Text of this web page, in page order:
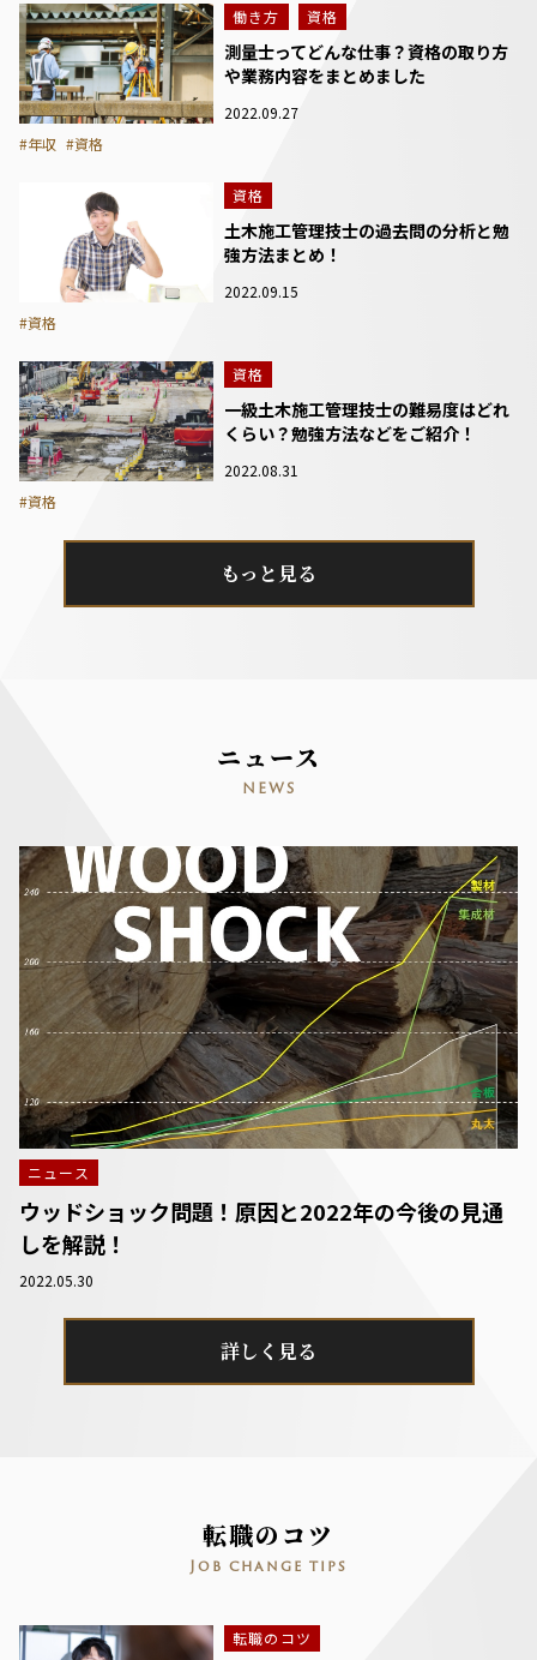
働き方 資格
測量士ってどんな仕事？資格の取り方
や業務内容をまとめました
2022.09.27
#年収 #資格
資格
土木施工管理技士の過去問の分析と勉
強方法まとめ！
2022.09.15
#資格
資格
一級土木施工管理技士の難易度はどれ
くらい？勉強方法などをご紹介！
2022.08.31
#資格
もっと見る
ニュース
NEWS
ニュース
ウッドショック問題！原因と2022年の今後の見通
しを解説！
2022.05.30
詳しく見る
転職のコツ
Job change tips
転職のコツ